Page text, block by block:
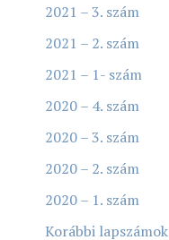
2021 – 3. szám
2021 – 2. szám
2021 – 1- szám
2020 – 4. szám
2020 – 3. szám
2020 – 2. szám
2020 – 1. szám
Korábbi lapszámok